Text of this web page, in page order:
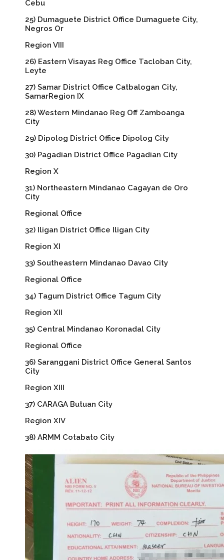
Cebu
25) Dumaguete District Office Dumaguete City,
Negros Or
Region VIII
26) Eastern Visayas Reg Office Tacloban City,
Leyte
27) Samar District Office Catbalogan City,
SamarRegion IX
28) Western Mindanao Reg Off Zamboanga
City
29) Dipolog District Office Dipolog City
30) Pagadian District Office Pagadian City
Region X
31) Northeastern Mindanao Cagayan de Oro
City
Regional Office
32) Iligan District Office Iligan City
Region XI
33) Southeastern Mindanao Davao City
Regional Office
34) Tagum District Office Tagum City
Region XII
35) Central Mindanao Koronadal City
Regional Office
36) Saranggani District Office General Santos
City
Region XIII
37) CARAGA Butuan City
Region XIV
38) ARMM Cotabato City